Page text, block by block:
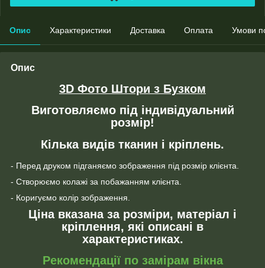
Опис Характеристики Доставка Оплата Умови
Опис
3D Фото Штори з Бузком
Виготовляємо під індивідуальний
розмір!
Кілька видів тканин і кріплень.
- Перед друком підганяємо зображення під розмір клієнта.
- Створюємо колажі за побажанням клієнта.
- Коригуємо колір зображення.
Ціна вказана за розміри, матеріал і
кріплення, які описані в
характеристиках.
Рекомендації по замірам вікна